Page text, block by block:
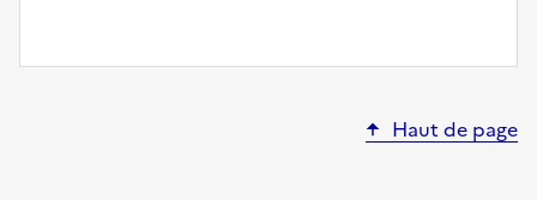
Haut de page